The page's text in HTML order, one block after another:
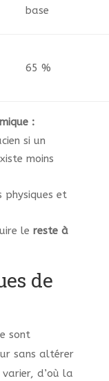
base
65 %
:
si un
moins
et
le reste à
de
sont
sans altérer
d’où la